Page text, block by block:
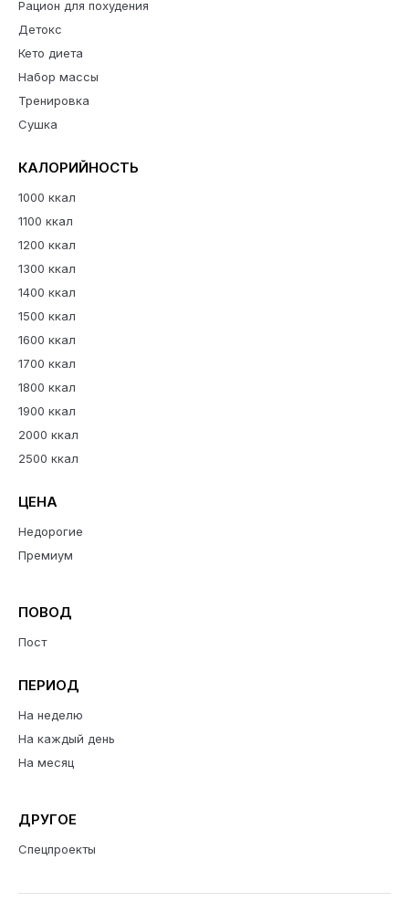
Рацион для похудения
Детокс
Кето диета
Набор массы
Тренировка
Сушка
КАЛОРИЙНОСТЬ
1000 ккал
1100 ккал
1200 ккал
1300 ккал
1400 ккал
1500 ккал
1600 ккал
1700 ккал
1800 ккал
1900 ккал
2000 ккал
2500 ккал
ЦЕНА
Недорогие
Премиум
ПОВОД
Пост
ПЕРИОД
На неделю
На каждый день
На месяц
ДРУГОЕ
Спецпроекты